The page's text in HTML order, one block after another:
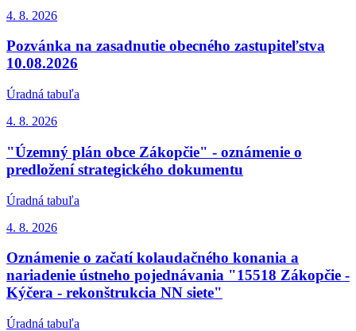
4. 8. 2026
Pozvánka na zasadnutie obecného zastupiteľstva
10.08.2026
Úradná tabuľa
4. 8. 2026
"Územný plán obce Zákopčie" - oznámenie o
predložení strategického dokumentu
Úradná tabuľa
4. 8. 2026
Oznámenie o začatí kolaudačného konania a
nariadenie ústneho pojednávania "15518 Zákopčie -
Kýčera - rekonštrukcia NN siete"
Úradná tabuľa